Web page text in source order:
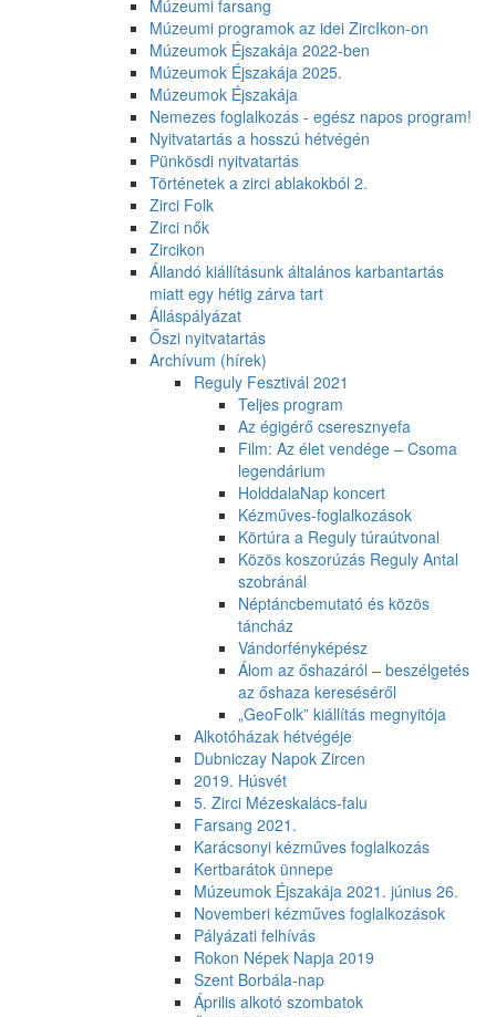
Múzeumi farsang
Múzeumi programok az idei ZircIkon-on
Múzeumok Éjszakája 2022-ben
Múzeumok Éjszakája 2025.
Múzeumok Éjszakája
Nemezes foglalkozás - egész napos program!
Nyitvatartás a hosszú hétvégén
Pünkösdi nyitvatartás
Történetek a zirci ablakokból 2.
Zirci Folk
Zirci nők
Zircikon
Állandó kiállításunk általános karbantartás
miatt egy hétig zárva tart
Álláspályázat
Őszi nyitvatartás
Archívum (hírek)
Reguly Fesztivál 2021
Teljes program
Az égigérő cseresznyefa
Film: Az élet vendége – Csoma
legendárium
HolddalaNap koncert
Kézműves-foglalkozások
Körtúra a Reguly túraútvonal
Közös koszorúzás Reguly Antal
szobránál
Néptáncbemutató és közös
táncház
Vándorfényképész
Álom az őshazáról – beszélgetés
az őshaza kereséséről
„GeoFolk” kiállítás megnyitója
Alkotóházak hétvégéje
Dubniczay Napok Zircen
2019. Húsvét
5. Zirci Mézeskalács-falu
Farsang 2021.
Karácsonyi kézműves foglalkozás
Kertbarátok ünnepe
Múzeumok Éjszakája 2021. június 26.
Novemberi kézműves foglalkozások
Pályázati felhívás
Rokon Népek Napja 2019
Szent Borbála-nap
Április alkotó szombatok